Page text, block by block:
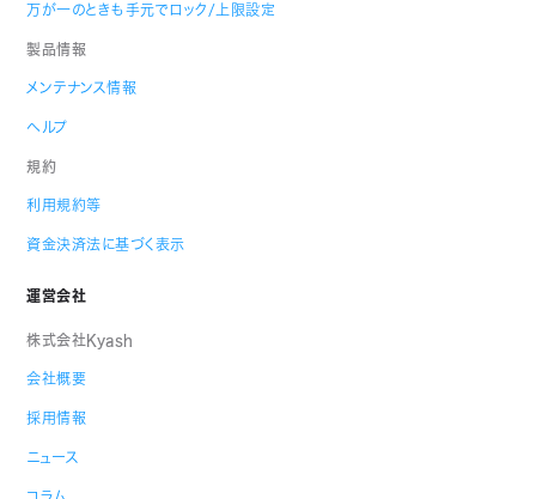
万が一のときも手元でロック/上限設定
製品情報
メンテナンス情報
ヘルプ
規約
利用規約等
資金決済法に基づく表示
運営会社
株式会社Kyash
会社概要
採用情報
ニュース